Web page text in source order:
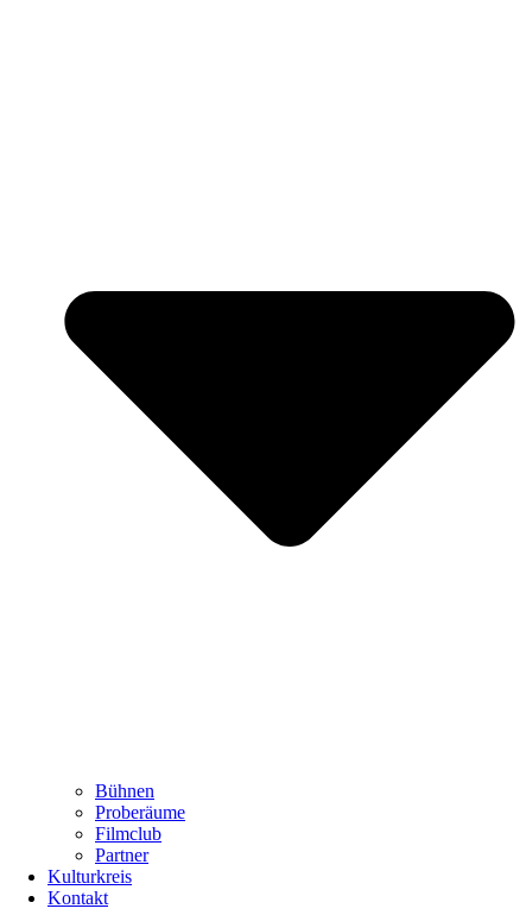
Bühnen
Proberäume
Filmclub
Partner
Kulturkreis
Kontakt